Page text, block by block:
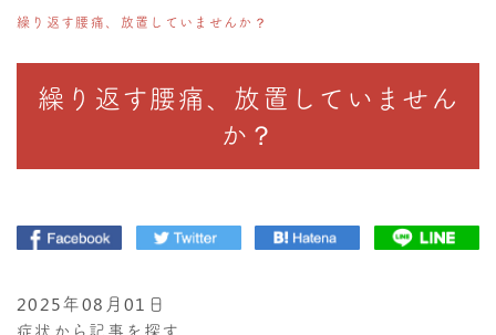
繰り返す腰痛、放置していませんか？
繰り返す腰痛、放置していません
か？
2025年08月01日